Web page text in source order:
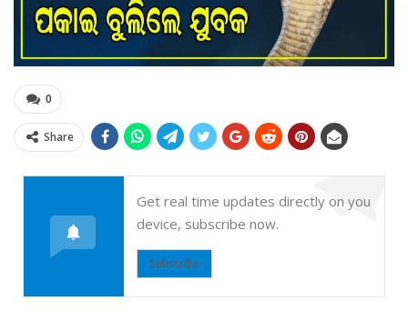
0
Share
Get real time updates directly on you
device, subscribe now.
Subscribe